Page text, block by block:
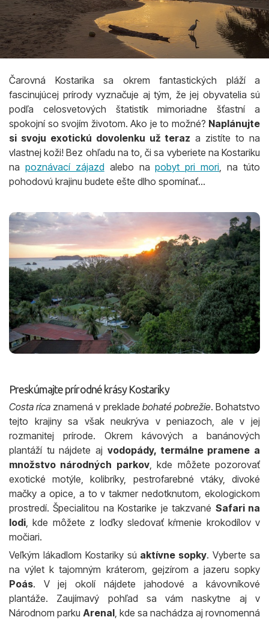
Čarovná Kostarika sa okrem fantastických pláží a
fascinujúcej prírody vyznačuje aj tým, že jej obyvatelia sú
podľa celosvetových štatistík mimoriadne šťastní a
spokojní so svojím životom. Ako je to možné? Naplánujte
si svoju exotickú dovolenku už teraz a zistíte to na
vlastnej koži! Bez ohľadu na to, či sa vyberiete na Kostariku
na poznávací zájazd alebo napobyt pri mori, na túto
pohodovú krajinu budete ešte dlho spomínať...
Preskúmajte prírodné krásy Kostariky
Costa rica znamená v preklade bohaté pobrežie. Bohatstvo
tejto krajiny sa však neukrýva v peniazoch, ale v jej
rozmanitej prírode. Okrem kávových a banánových
plantáží tu nájdete aj vodopády, termálne pramene a
množstvo národných parkov, kde môžete pozorovať
exotické motýle, kolibríky, pestrofarebné vtáky, divoké
mačky a opice, a to v takmer nedotknutom, ekologickom
prostredí. Špecialitou na Kostarike je takzvané Safari na
lodi , kde môžete z loďky sledovať kŕmenie krokodílov v
močiari.
Veľkým lákadlom Kostariky sú aktívne sopky. Vyberte sa
na výlet k tajomným kráterom, gejzírom a jazeru sopky
Poás. V jej okolí nájdete jahodové a kávovníkové
plantáže. Zaujímavý pohľad sa vám naskytne aj v
Národnom parku Arenal , kde sa nachádza aj rovnomenná